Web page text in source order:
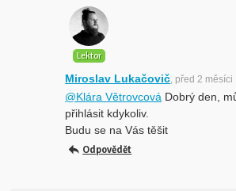
Lektor
Miroslav Lukačovič, před 2 měsíci
@Klára Větrovcová Dobrý den,
přihlásit kdykoliv.
Budu se na Vás těšit
Odpovědět